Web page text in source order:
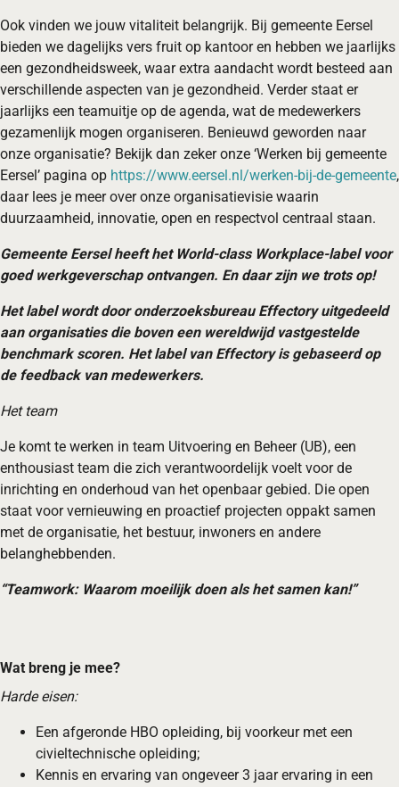
Ook vinden we jouw vitaliteit belangrijk. Bij gemeente Eersel
bieden we dagelijks vers fruit op kantoor en hebben we jaarlijks
een gezondheidsweek, waar extra aandacht wordt besteed aan
verschillende aspecten van je gezondheid. Verder staat er
jaarlijks een teamuitje op de agenda, wat de medewerkers
gezamenlijk mogen organiseren. Benieuwd geworden naar
onze organisatie? Bekijk dan zeker onze ‘Werken bij gemeente
Eersel’ pagina op https://www.eersel.nl/werken-bij-de-gemeente,
daar lees je meer over onze organisatievisie waarin
duurzaamheid, innovatie, open en respectvol centraal staan.
Gemeente Eersel heeft het World-class Workplace-label voor
goed werkgeverschap ontvangen. En daar zijn we trots op!
Het label wordt door onderzoeksbureau Effectory uitgedeeld
aan organisaties die boven een wereldwijd vastgestelde
benchmark scoren. Het label van Effectory is gebaseerd op
de feedback van medewerkers.
Het team
Je komt te werken in team Uitvoering en Beheer (UB), een
enthousiast team die zich verantwoordelijk voelt voor de
inrichting en onderhoud van het openbaar gebied. Die open
staat voor vernieuwing en proactief projecten oppakt samen
met de organisatie, het bestuur, inwoners en andere
belanghebbenden.
“Teamwork: Waarom moeilijk doen als het samen kan!”
Wat breng je mee?
Harde eisen:
Een afgeronde HBO opleiding, bij voorkeur met een
civieltechnische opleiding;
Kennis en ervaring van ongeveer 3 jaar ervaring in een